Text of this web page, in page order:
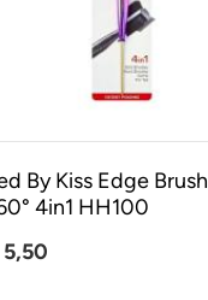
By Kiss Edge Brush
4in1 HH100